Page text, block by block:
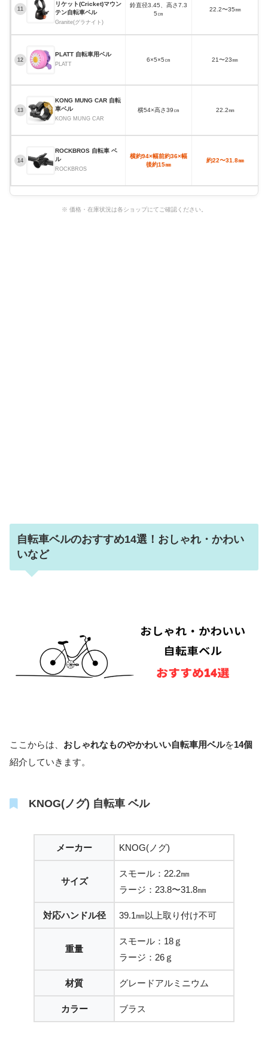
11
リケット(Cricket)マウン
テン自転車ベル
Granite(グラナイト)
鈴直径3.45、高さ7.3
5㎝
22.2〜35㎜
12
PLATT 自転車用ベル
PLATT
6×5×5㎝ 21〜23㎜
13
KONG MUNG CAR 自転
車ベル
KONG MUNG CAR
横54×高さ39㎝ 22.2㎜
14
ROCKBROS 自転車 ベ
ル
ROCKBROS
横約94×幅前約36×幅
後約15㎜
約22〜31.8㎜
※ 価格・在庫状況は各ショップにてご確認ください。
自転車ベルのおすすめ14選！おしゃれ・かわい
いなど
ここからは、 おしゃれなものやかわいい自転車用ベルを14個
紹介していきます。
KNOG(ノグ) 自転車 ベル
メーカー KNOG(ノグ)
サイズ
スモール：22.2㎜
ラージ：23.8〜31.8㎜
対応ハンドル径 39.1㎜以上取り付け不可
重量
スモール：18ｇ
ラージ：26ｇ
材質 グレードアルミニウム
カラー ブラス